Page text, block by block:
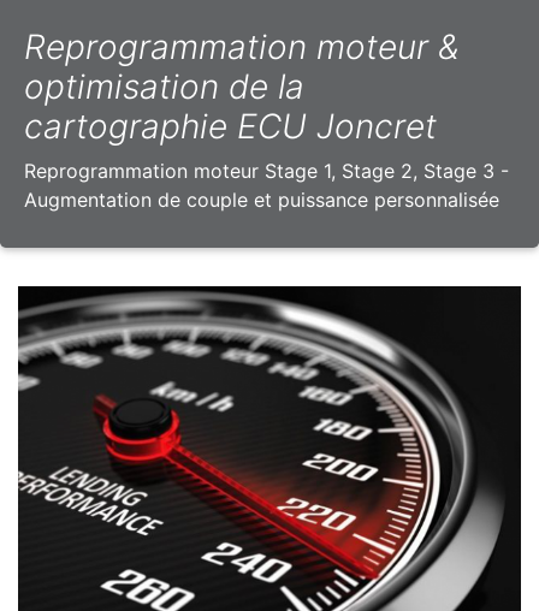
Reprogrammation moteur &
optimisation de la
cartographie ECU Joncret
Reprogrammation moteur Stage 1, Stage 2, Stage 3 -
Augmentation de couple et puissance personnalisée